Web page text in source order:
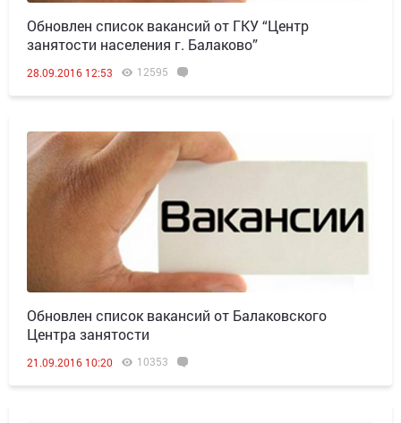
Обновлен список вакансий от ГКУ “Центр
занятости населения г. Балаково”
28.09.2016 12:53 12595
Обновлен список вакансий от Балаковского
Центра занятости
21.09.2016 10:20 10353